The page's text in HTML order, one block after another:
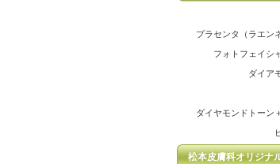
プラセンタ（ラエン
フォトフェイシ
ダイア
ダイヤモンドトーン
松本皮膚科オリジナ